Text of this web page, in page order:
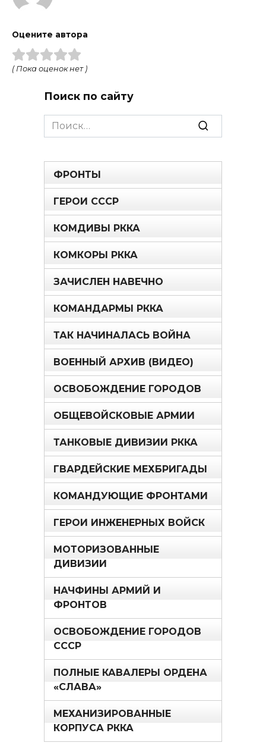
Оцените автора
( Пока оценок нет )
Поиск по сайту
Search
for:
ФРОНТЫ
ГЕРОИ СССР
КОМДИВЫ РККА
КОМКОРЫ РККА
ЗАЧИСЛЕН НАВЕЧНО
КОМАНДАРМЫ РККА
ТАК НАЧИНАЛАСЬ ВОЙНА
ВОЕННЫЙ АРХИВ (ВИДЕО)
ОСВОБОЖДЕНИЕ ГОРОДОВ
ОБЩЕВОЙСКОВЫЕ АРМИИ
ТАНКОВЫЕ ДИВИЗИИ РККА
ГВАРДЕЙСКИЕ МЕХБРИГАДЫ
КОМАНДУЮЩИЕ ФРОНТАМИ
ГЕРОИ ИНЖЕНЕРНЫХ ВОЙСК
МОТОРИЗОВАННЫЕ
ДИВИЗИИ
НАЧФИНЫ АРМИЙ И
ФРОНТОВ
ОСВОБОЖДЕНИЕ ГОРОДОВ
СССР
ПОЛНЫЕ КАВАЛЕРЫ ОРДЕНА
«СЛАВА»
МЕХАНИЗИРОВАННЫЕ
КОРПУСА РККА